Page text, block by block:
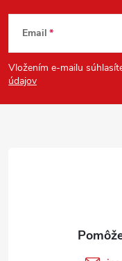
Z
á
p
Email
Vložením e-mailu
údajov